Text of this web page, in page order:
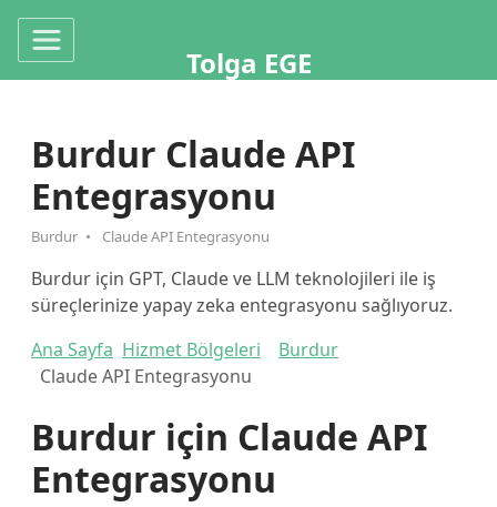
Tolga EGE
Burdur Claude API
Entegrasyonu
Burdur Claude API Entegrasyonu
Burdur için GPT, Claude ve LLM teknolojileri ile iş
süreçlerinize yapay zeka entegrasyonu sağlıyoruz.
Ana Sayfa Hizmet Bölgeleri
Burdur
Claude API Entegrasyonu
Burdur için Claude API
Entegrasyonu